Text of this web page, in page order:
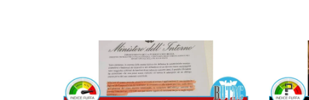
degli
alla […]